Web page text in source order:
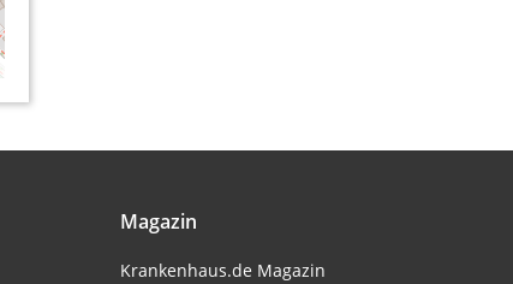
Magazin
Krankenhaus.de Magazin